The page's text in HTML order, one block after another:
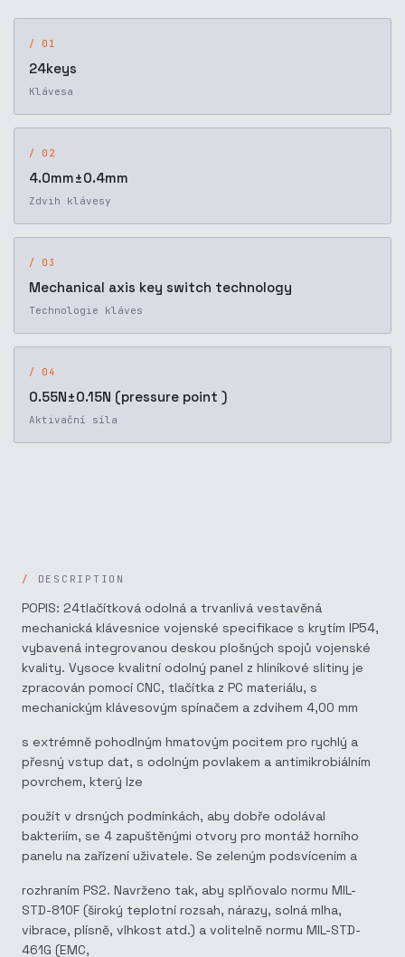
/ 01
24keys
Klávesa
/ 02
4.0mm±0.4mm
Zdvih klávesy
/ 03
Mechanical axis key switch technology
Technologie kláves
/ 04
0.55N±0.15N (pressure point )
Aktivační síla
DESCRIPTION
POPIS: 24tlačítková odolná a trvanlivá vestavěná
mechanická klávesnice vojenské specifikace s krytím IP54,
vybavená integrovanou deskou plošných spojů vojenské
kvality. Vysoce kvalitní odolný panel z hliníkové slitiny je
zpracován pomocí CNC, tlačítka z PC materiálu, s
mechanickým klávesovým spínačem a zdvihem 4,00 mm
s extrémně pohodlným hmatovým pocitem pro rychlý a
přesný vstup dat, s odolným povlakem a antimikrobiálním
povrchem, který lze
použít v drsných podmínkách, aby dobře odolával
bakteriím, se 4 zapuštěnými otvory pro montáž horního
panelu na zařízení uživatele. Se zeleným podsvícením a
rozhraním PS2. Navrženo tak, aby splňovalo normu MIL-
STD-810F (široký teplotní rozsah, nárazy, solná mlha,
vibrace, plísně, vlhkost atd.) a volitelně normu MIL-STD-
461G (EMC,